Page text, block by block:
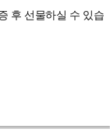
후 선물하실 수 있습